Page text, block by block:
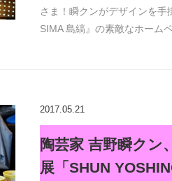
さま！瞬クンがデザインを手
SIMA 島縞』の素敵なホーム
2017.05.21
陶芸家 吉野瞬クン
展「SHUN